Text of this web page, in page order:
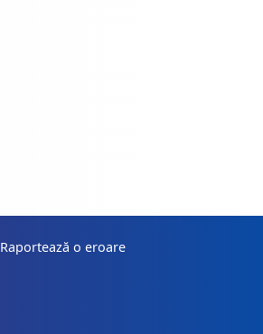
Raportează o eroare